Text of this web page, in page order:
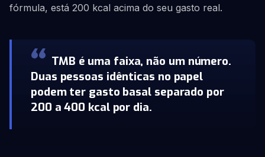
fórmula, está 200 kcal acima do seu gasto real.
TMB é uma faixa, não um número.
Duas pessoas idênticas no papel
podem ter gasto basal separado por
200 a 400 kcal por dia.